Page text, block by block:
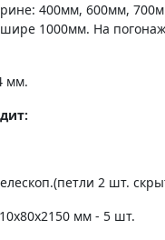
400мм, 600мм,
1000мм. На
мм.
2 шт.
мм - 5 шт.